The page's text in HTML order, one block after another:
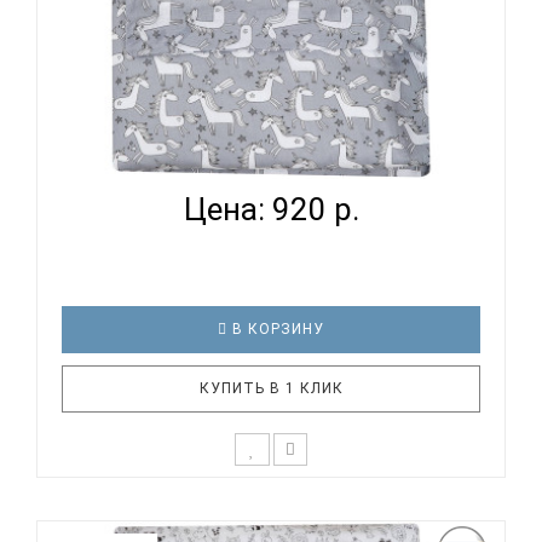
ВОМБАТИК CLASSIC COLLECTION ЕДИНОРОЖКИ -
ПОДОДЕЯЛЬ...
Цена: 920 р.
В КОРЗИНУ
КУПИТЬ В 1 КЛИК
каждый родитель подходит очень основательно.